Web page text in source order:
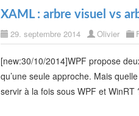
XAML : arbre visuel vs
29. septembre 2014 Olivier
[new:30/10/2014]WPF propose
qu’une seule approche. Mais
servir à la fois sous WPF et WinRT